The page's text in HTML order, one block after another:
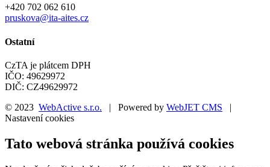
+420 702 062 610
pruskova@ita-aites.cz
Ostatní
CzTA je plátcem DPH
IČO: 49629972
DIČ: CZ49629972
© 2023 WebActive s.r.o. | Powered by WebJET CMS |
Nastavení cookies
Tato webová stránka používá cookies